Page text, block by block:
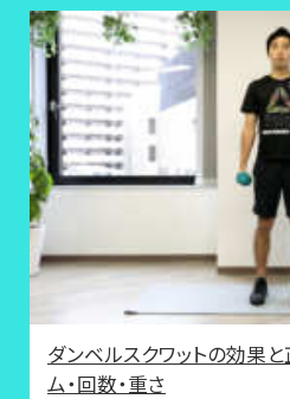
ダンベルスクワットの効果
ム・回数・重さ